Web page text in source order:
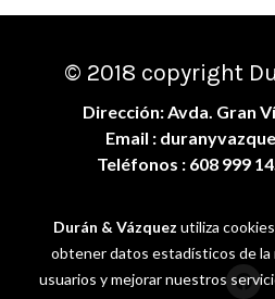
© 2018 copyright
Dirección: Avda. Gran
Email :
Teléfonos : 608 999
Durán & Vázquez utiliza
obtener datos estadísticos de la
usuarios y mejorar nuestros